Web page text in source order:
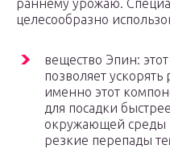
раннему урожаю.
целесообразно
вещество Эпин:
позволяет ускорять
именно этот
для посадки
окружающей среды
резкие перепады